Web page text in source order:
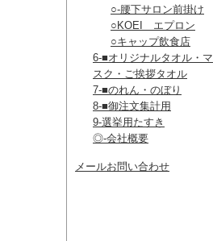
○-腰下サロン前掛け
○KOEI エプロン
○キャップ飲食店
6-■オリジナルタオル・マ
スク・ご挨拶タオル
7-■のれん・のぼり
8-■御注文集計用
9-選挙用たすき
◎-会社概要
メールお問い合わせ